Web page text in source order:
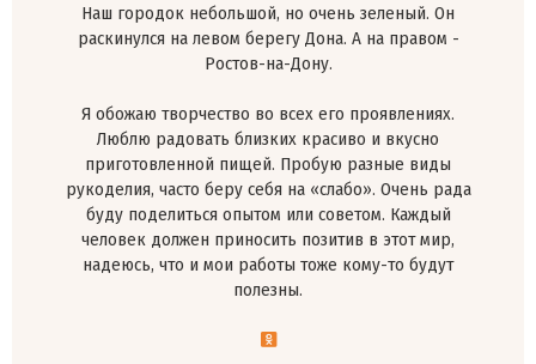
Наш городок небольшой, но очень зеленый. Он
раскинулся на левом берегу Дона. А на правом -
Ростов-на-Дону.
Я обожаю творчество во всех его проявлениях.
Люблю радовать близких красиво и вкусно
приготовленной пищей. Пробую разные виды
рукоделия, часто беру себя на «слабо». Очень рада
буду поделиться опытом или советом. Каждый
человек должен приносить позитив в этот мир,
надеюсь, что и мои работы тоже кому-то будут
полезны.